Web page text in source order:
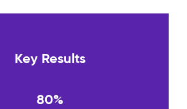
Key Results
80%